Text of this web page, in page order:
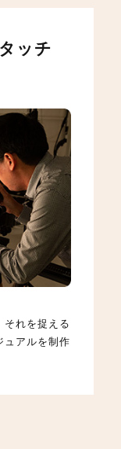
ッチ
それを捉える
ュアルを制作